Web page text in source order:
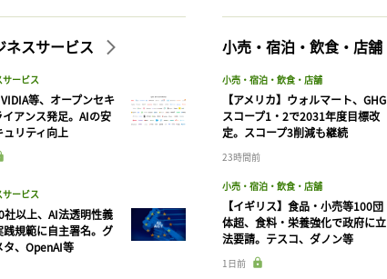
ネスサービス
ービス
等、オープンセキ
アンス発足。AIの安
リティ向上
ービス
社以上、AI法透明性義
践規範に自主署名。グ
タ、OpenAI等
小売・宿泊・飲食・店舗
小売・宿泊・飲食・店舗
【アメリカ】ウォルマート、GHG
スコープ1・2で2031年度目標改
定。スコープ3削減も継続
23時間前
小売・宿泊・飲食・店舗
【イギリス】食品・小売等100団
体超、食料・栄養強化で政府に立
法要請。テスコ、ダノン等
1日前